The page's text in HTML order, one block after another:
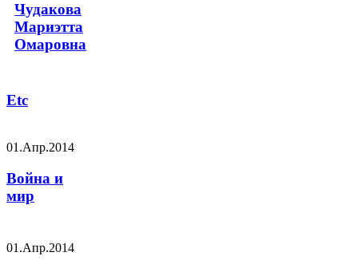
Чудакова
Мариэтта
Омаровна
Etc
01.Апр.2014
Война и
мир
01.Апр.2014